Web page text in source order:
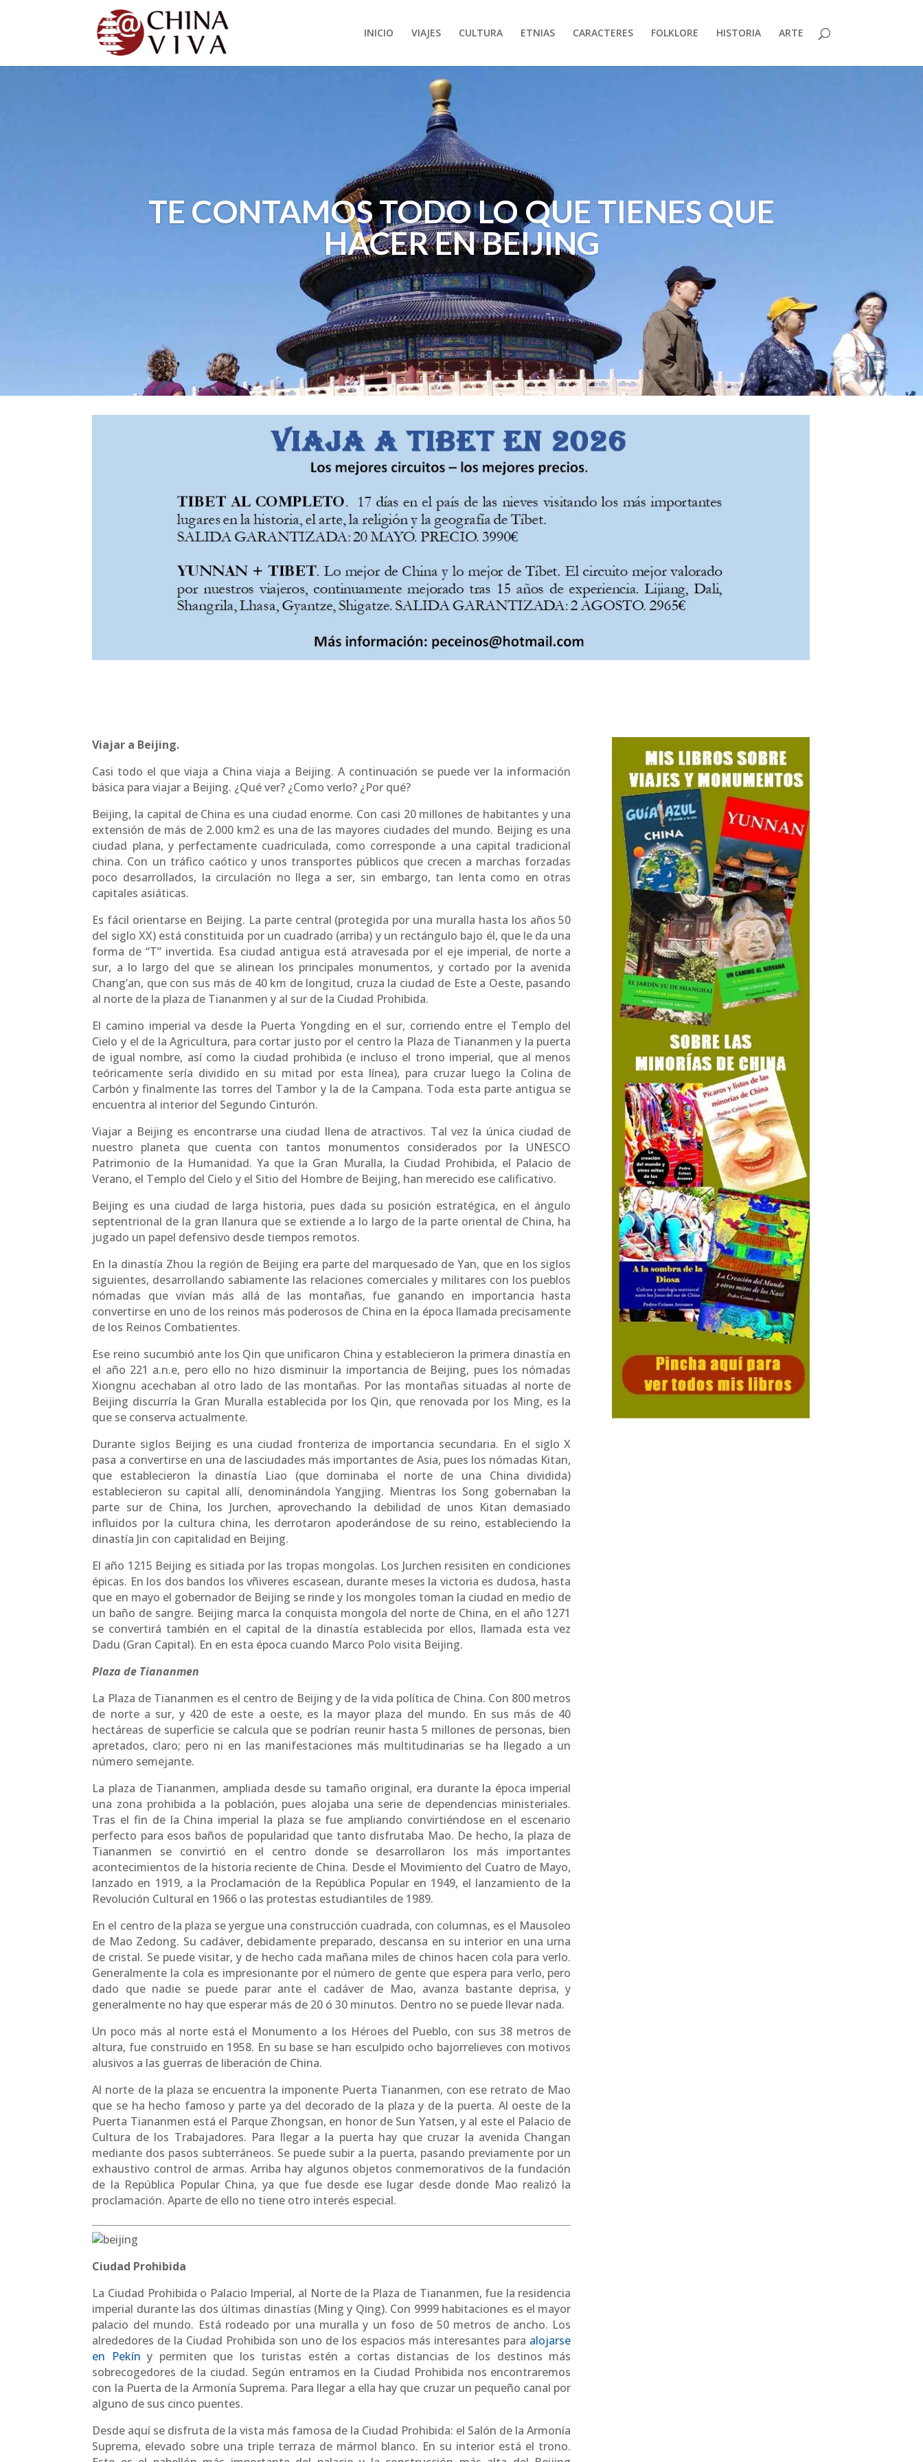
INICIO VIAJES CULTURA ETNIAS CARACTERES FOLKLORE HISTORIA ARTE
TE CONTAMOS TODO LO QUE TIENES QUE
HACER EN BEIJING
Viajar a Beijing.
Casi todo el que viaja a China viaja a Beijing. A continuación se puede ver la información
básica para viajar a Beijing. ¿Qué ver? ¿Como verlo? ¿Por qué?
Beijing, la capital de China es una ciudad enorme. Con casi 20 millones de habitantes y una
extensión de más de 2.000 km2 es una de las mayores ciudades del mundo. Beijing es una
ciudad plana, y perfectamente cuadriculada, como corresponde a una capital tradicional
china. Con un tráfico caótico y unos transportes públicos que crecen a marchas forzadas
poco desarrollados, la circulación no llega a ser, sin embargo, tan lenta como en otras
capitales asiáticas.
Es fácil orientarse en Beijing. La parte central (protegida por una muralla hasta los años 50
del siglo XX) está constituida por un cuadrado (arriba) y un rectángulo bajo él, que le da una
forma de “T” invertida. Esa ciudad antigua está atravesada por el eje imperial, de norte a
sur, a lo largo del que se alinean los principales monumentos, y cortado por la avenida
Chang’an, que con sus más de 40 km de longitud, cruza la ciudad de Este a Oeste, pasando
al norte de la plaza de Tiananmen y al sur de la Ciudad Prohibida.
El camino imperial va desde la Puerta Yongding en el sur, corriendo entre el Templo del
Cielo y el de la Agricultura, para cortar justo por el centro la Plaza de Tiananmen y la puerta
de igual nombre, así como la ciudad prohibida (e incluso el trono imperial, que al menos
teóricamente sería dividido en su mitad por esta línea), para cruzar luego la Colina de
Carbón y finalmente las torres del Tambor y la de la Campana. Toda esta parte antigua se
encuentra al interior del Segundo Cinturón.
Viajar a Beijing es encontrarse una ciudad llena de atractivos. Tal vez la única ciudad de
nuestro planeta que cuenta con tantos monumentos considerados por la UNESCO
Patrimonio de la Humanidad. Ya que la Gran Muralla, la Ciudad Prohibida, el Palacio de
Verano, el Templo del Cielo y el Sitio del Hombre de Beijing, han merecido ese calificativo.
Beijing es una ciudad de larga historia, pues dada su posición estratégica, en el ángulo
septentrional de la gran llanura que se extiende a lo largo de la parte oriental de China, ha
jugado un papel defensivo desde tiempos remotos.
En la dinastía Zhou la región de Beijing era parte del marquesado de Yan, que en los siglos
siguientes, desarrollando sabiamente las relaciones comerciales y militares con los pueblos
nómadas que vivían más allá de las montañas, fue ganando en importancia hasta
convertirse en uno de los reinos más poderosos de China en la época llamada precisamente
de los Reinos Combatientes.
Ese reino sucumbió ante los Qin que unificaron China y establecieron la primera dinastía en
el año 221 a.n.e, pero ello no hizo disminuir la importancia de Beijing, pues los nómadas
Xiongnu acechaban al otro lado de las montañas. Por las montañas situadas al norte de
Beijing discurría la Gran Muralla establecida por los Qin, que renovada por los Ming, es la
que se conserva actualmente.
Durante siglos Beijing es una ciudad fronteriza de importancia secundaria. En el siglo X
pasa a convertirse en una de lasciudades más importantes de Asia, pues los nómadas Kitan,
que establecieron la dinastía Liao (que dominaba el norte de una China dividida)
establecieron su capital allí, denominándola Yangjing. Mientras los Song gobernaban la
parte sur de China, los Jurchen, aprovechando la debilidad de unos Kitan demasiado
influidos por la cultura china, les derrotaron apoderándose de su reino, estableciendo la
dinastía Jin con capitalidad en Beijing.
El año 1215 Beijing es sitiada por las tropas mongolas. Los Jurchen resisiten en condiciones
épicas. En los dos bandos los vñiveres escasean, durante meses la victoria es dudosa, hasta
que en mayo el gobernador de Beijing se rinde y los mongoles toman la ciudad en medio de
un baño de sangre. Beijing marca la conquista mongola del norte de China, en el año 1271
se convertirá también en el capital de la dinastía establecida por ellos, llamada esta vez
Dadu (Gran Capital). En en esta época cuando Marco Polo visita Beijing.
Plaza de Tiananmen
La Plaza de Tiananmen es el centro de Beijing y de la vida política de China. Con 800 metros
de norte a sur, y 420 de este a oeste, es la mayor plaza del mundo. En sus más de 40
hectáreas de superficie se calcula que se podrían reunir hasta 5 millones de personas, bien
apretados, claro; pero ni en las manifestaciones más multitudinarias se ha llegado a un
número semejante.
La plaza de Tiananmen, ampliada desde su tamaño original, era durante la época imperial
una zona prohibida a la población, pues alojaba una serie de dependencias ministeriales.
Tras el fin de la China imperial la plaza se fue ampliando convirtiéndose en el escenario
perfecto para esos baños de popularidad que tanto disfrutaba Mao. De hecho, la plaza de
Tiananmen se convirtió en el centro donde se desarrollaron los más importantes
acontecimientos de la historia reciente de China. Desde el Movimiento del Cuatro de Mayo,
lanzado en 1919, a la Proclamación de la República Popular en 1949, el lanzamiento de la
Revolución Cultural en 1966 o las protestas estudiantiles de 1989.
En el centro de la plaza se yergue una construcción cuadrada, con columnas, es el Mausoleo
de Mao Zedong. Su cadáver, debidamente preparado, descansa en su interior en una urna
de cristal. Se puede visitar, y de hecho cada mañana miles de chinos hacen cola para verlo.
Generalmente la cola es impresionante por el número de gente que espera para verlo, pero
dado que nadie se puede parar ante el cadáver de Mao, avanza bastante deprisa, y
generalmente no hay que esperar más de 20 ó 30 minutos. Dentro no se puede llevar nada.
Un poco más al norte está el Monumento a los Héroes del Pueblo, con sus 38 metros de
altura, fue construido en 1958. En su base se han esculpido ocho bajorrelieves con motivos
alusivos a las guerras de liberación de China.
Al norte de la plaza se encuentra la imponente Puerta Tiananmen, con ese retrato de Mao
que se ha hecho famoso y parte ya del decorado de la plaza y de la puerta. Al oeste de la
Puerta Tiananmen está el Parque Zhongsan, en honor de Sun Yatsen, y al este el Palacio de
Cultura de los Trabajadores. Para llegar a la puerta hay que cruzar la avenida Changan
mediante dos pasos subterráneos. Se puede subir a la puerta, pasando previamente por un
exhaustivo control de armas. Arriba hay algunos objetos conmemorativos de la fundación
de la República Popular China, ya que fue desde ese lugar desde donde Mao realizó la
proclamación. Aparte de ello no tiene otro interés especial.
Ciudad Prohibida
La Ciudad Prohibida o Palacio Imperial, al Norte de la Plaza de Tiananmen, fue la residencia
imperial durante las dos últimas dinastías (Ming y Qing). Con 9999 habitaciones es el mayor
palacio del mundo. Está rodeado por una muralla y un foso de 50 metros de ancho. Los
alrededores de la Ciudad Prohibida son uno de los espacios más interesantes para alojarse
en Pekín y permiten que los turistas estén a cortas distancias de los destinos más
sobrecogedores de la ciudad. Según entramos en la Ciudad Prohibida nos encontraremos
con la Puerta de la Armonía Suprema. Para llegar a ella hay que cruzar un pequeño canal por
alguno de sus cinco puentes.
Desde aquí se disfruta de la vista más famosa de la Ciudad Prohibida: el Salón de la Armonía
Suprema, elevado sobre una triple terraza de mármol blanco. En su interior está el trono.